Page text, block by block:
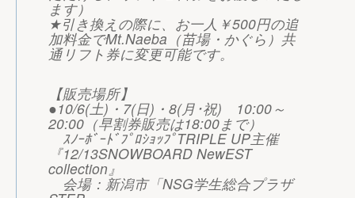
ます）
★引き換えの際に、お一人￥500円の追
加料金でMt.Naeba（苗場・かぐら）共
通リフト券に変更可能です。
【販売場所】
●10/6(土)・7(日)・8(月･祝) 10:00～
20:00（早割券販売は18:00まで）
ｽﾉｰﾎﾞｰﾄﾞﾌﾟﾛｼｮｯﾌﾟTRIPLE UP主催
『12/13SNOWBOARD NewEST
collection』
会場：新潟市「NSG学生総合プラザ